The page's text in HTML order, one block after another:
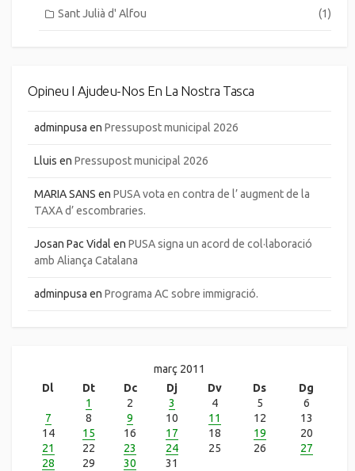
Sant Julià d' Alfou (1)
Opineu I Ajudeu-Nos En La Nostra Tasca
adminpusa en Pressupost municipal 2026
Lluis en Pressupost municipal 2026
MARIA SANS en PUSA vota en contra de l’ augment de la
TAXA d’ escombraries.
Josan Pac Vidal en PUSA signa un acord de col·laboració
amb Aliança Catalana
adminpusa en Programa AC sobre immigració.
març 2011
Dl
Dt Dc Dj Dv Ds
Dg
1
2 3 4 5
6
7
8 9 10 11 12
13
14
15 16 17 18 19
20
21
22 23 24 25 26
27
28
29 30
31